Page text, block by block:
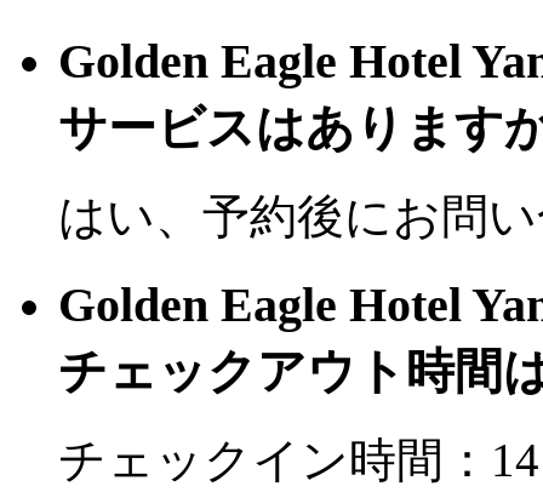
Golden Eagle Hotel
サービスはあります
はい、予約後にお問
Golden Eagle Hotel
チェックアウト時間
チェックイン時間：